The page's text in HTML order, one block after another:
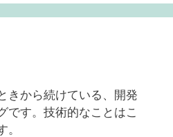
きから続けている、開発
です。技術的なことはこ